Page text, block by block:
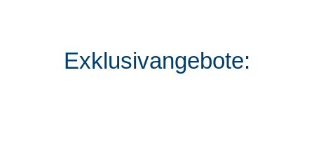
Exklusivangebote: